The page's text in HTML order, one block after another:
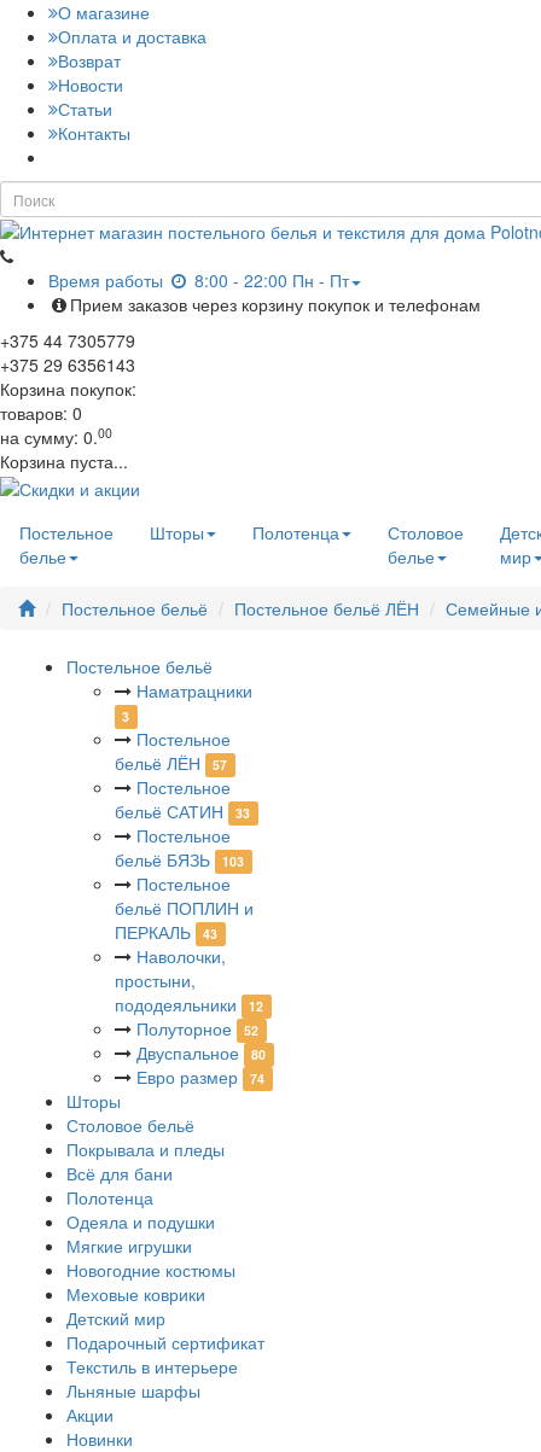
О магазине
Оплата и доставка
Возврат
Новости
Статьи
Контакты
Время работы
8:00 - 22:00 Пн - Пт
Прием заказов через корзину покупок и телефонам
+375 44 7305779
+375 29 6356143
Корзина покупок:
товаров: 0
на сумму: 0.00
Корзина пуста...
Постельное
белье
Шторы Полотенца
Столовое
белье
мир
Постельное бельё Постельное бельё ЛЁН Семейные
Постельное бельё
Наматрацники
3
Постельное
бельё ЛЁН
57
Постельное
бельё САТИН
33
Постельное
бельё БЯЗЬ
103
Постельное
бельё ПОПЛИН и
ПЕРКАЛЬ
43
Наволочки,
простыни,
пододеяльники
12
Полуторное 52
Двуспальное 80
Евро размер 74
Шторы
Столовое бельё
Покрывала и пледы
Всё для бани
Полотенца
Одеяла и подушки
Мягкие игрушки
Новогодние костюмы
Меховые коврики
Детский мир
Подарочный сертификат
Текстиль в интерьере
Льняные шарфы
Акции
Новинки